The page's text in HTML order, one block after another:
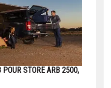
STORE ARB 2500,